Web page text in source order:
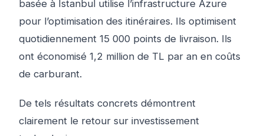
basée à Istanbul utilise l’infrastructure Azure
pour l’optimisation des itinéraires. Ils optimisent
quotidiennement 15 000 points de livraison. Ils
ont économisé 1,2 million de TL par an en coûts
de carburant.
De tels résultats concrets démontrent
clairement le retour sur investissement